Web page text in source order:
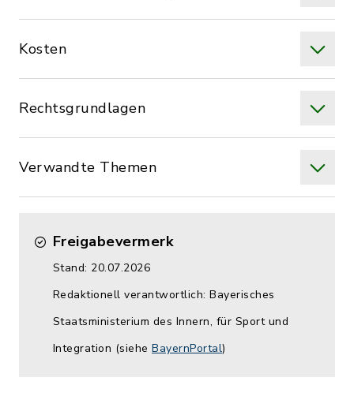
Kosten
Rechtsgrundlagen
Verwandte Themen
Freigabevermerk
Stand: 20.07.2026
Redaktionell verantwortlich: Bayerisches
Staatsministerium des Innern, für Sport und
Integration (siehe BayernPortal)